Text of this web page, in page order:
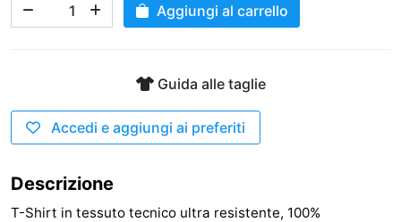
Aggiungi al carrello
Guida alle taglie
Accedi e aggiungi ai preferiti
Descrizione
T-Shirt in tessuto tecnico ultra resistente, 100%